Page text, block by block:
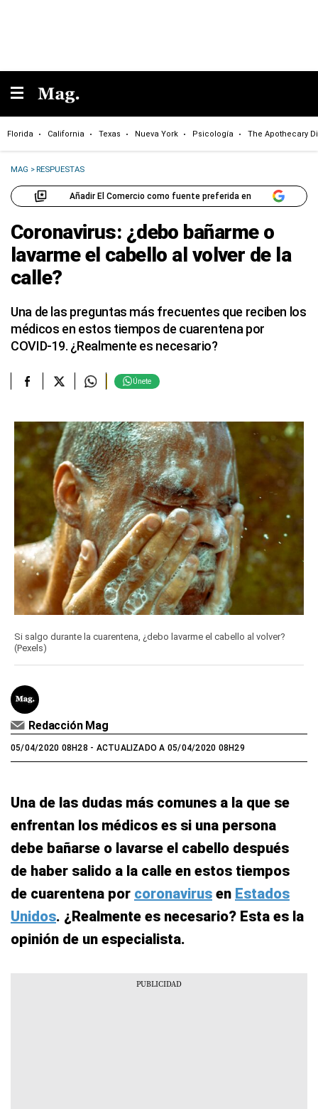
Florida California Texas Nueva York Psicología The Apothecary
MAG >RESPUESTAS
Añadir El Comercio como fuente preferida en
Coronavirus: ¿debo bañarme o
lavarme el cabello al volver de la
calle?
Una de las preguntas más frecuentes que reciben los
médicos en estos tiempos de cuarentena por
COVID-19. ¿Realmente es necesario?
Únete
Si salgo durante la cuarentena, ¿debo lavarme el cabello al volver?
(Pexels)
Redacción Mag
05/04/2020 08H28 - ACTUALIZADO A 05/04/2020 08H29
Una de las dudas más comunes a la que se
enfrentan los médicos es si una persona
debe bañarse o lavarse el cabello después
de haber salido a la calle en estos tiempos
de cuarentena por coronavirus en Estados
Unidos. ¿Realmente es necesario? Esta es la
opinión de un especialista.